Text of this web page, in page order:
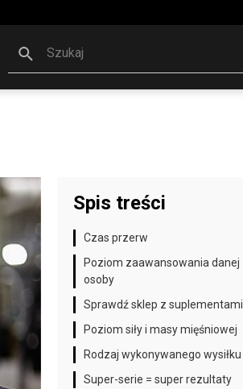
Szukaj
Spis treści
Czas przerw
Poziom zaawansowania danej
osoby
Sprawdź sklep z suplementami
Poziom siły i masy mięśniowej
Rodzaj wykonywanego wysiłku
Super-serie = super rezultaty